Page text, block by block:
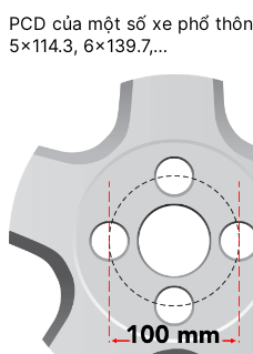
PCD của một số xe phổ
5×114.3, 6×139.7,…